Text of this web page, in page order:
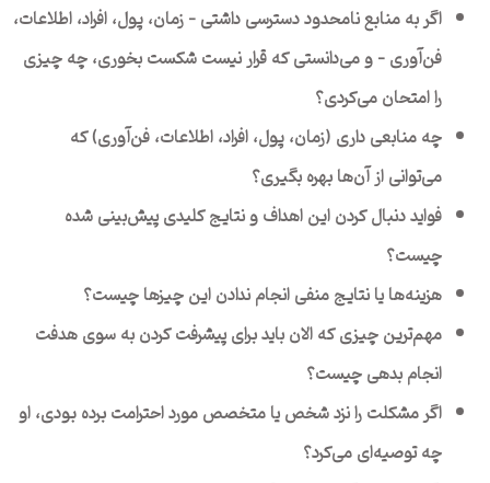
اگر به منابع نامحدود دسترسی داشتی – زمان، پول، افراد، اطلاعات،
فن‌آوری – و می‌دانستی که قرار نیست شکست بخوری، چه چیزی
را امتحان می‌کردی؟
چه منابعی داری (زمان، پول، افراد، اطلاعات، فن‌آوری) که
می‌توانی از آن‌ها بهره‌ بگیری؟
فواید دنبال کردن این اهداف و نتایج کلیدی پیش‌بینی شده
چیست؟
هزینه‌ها یا نتایج منفی انجام ندادن این چیزها چیست؟
مهم‌ترین چیزی که الان باید برای پیشرفت کردن به سوی هدفت
انجام بدهی چیست؟
اگر مشکلت را نزد شخص یا متخصص مورد احترامت برده بودی، او
چه توصیه‌ای می‌کرد؟